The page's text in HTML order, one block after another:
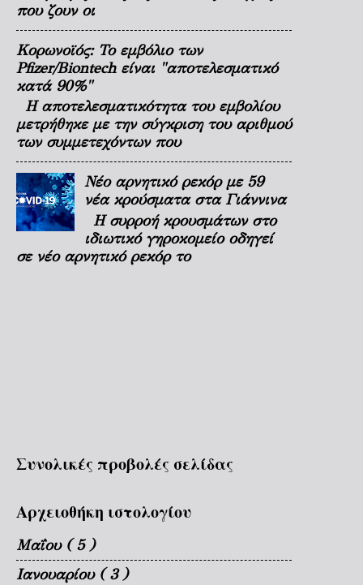
που ζουν οι
Κορωνοϊός: Το εμβόλιο των
Pfizer/Biontech είναι "αποτελεσματικό
κατά 90%"
Η αποτελεσματικότητα του εμβολίου
μετρήθηκε με την σύγκριση του αριθμού
των συμμετεχόντων που
Νέο αρνητικό ρεκόρ με 59
νέα κρούσματα στα Γιάννινα
Η συρροή κρουσμάτων στο
ιδιωτικό γηροκομείο οδηγεί
σε νέο αρνητικό ρεκόρ το
Συνολικές προβολές σελίδας
Αρχειοθήκη ιστολογίου
Μαΐου ( 5 )
Ιανουαρίου ( 3 )